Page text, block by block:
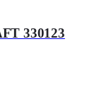
330123